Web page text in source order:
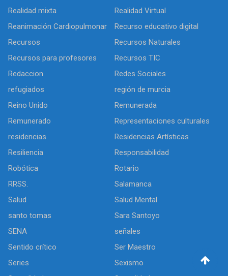
Realidad mixta
Realidad Virtual
Reanimación Cardiopulmonar
Recurso educativo digital
Recursos
Recursos Naturales
Recursos para profesores
Recursos TIC
Redaccion
Redes Sociales
refugiados
región de murcia
Reino Unido
Remunerada
Remunerado
Representaciones culturales
residencias
Residencias Artísticas
Resiliencia
Responsabilidad
Robótica
Rotario
RRSS.
Salamanca
Salud
Salud Mental
santo tomas
Sara Santoyo
SENA
señales
Sentido crítico
Ser Maestro
Series
Sexismo